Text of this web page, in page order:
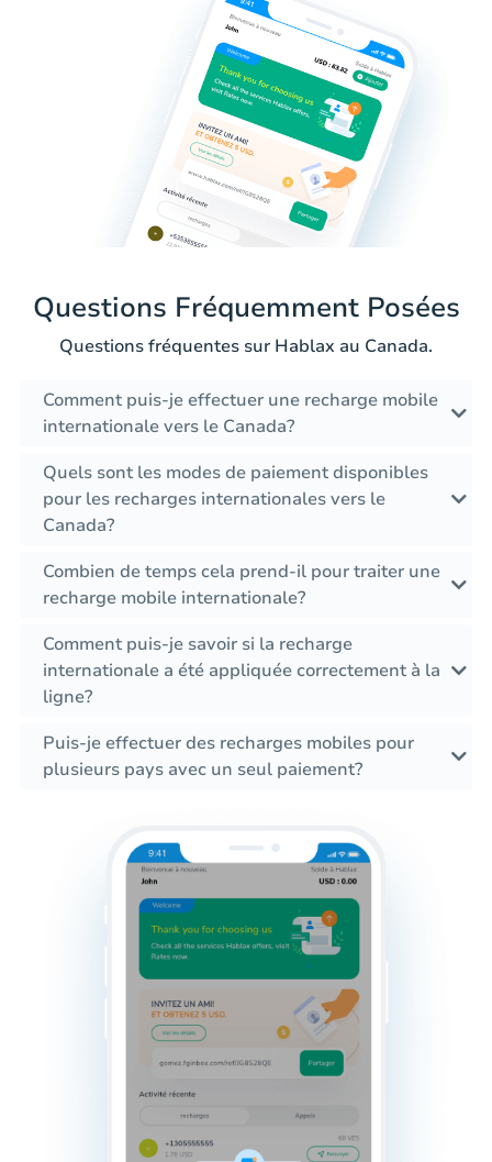
Questions Fréquemment Posées
Questions fréquentes sur Hablax au Canada.
Comment puis-je effectuer une recharge mobile
internationale vers le Canada?
Quels sont les modes de paiement disponibles
pour les recharges internationales vers le
Canada?
Combien de temps cela prend-il pour traiter une
recharge mobile internationale?
Comment puis-je savoir si la recharge
internationale a été appliquée correctement à la
ligne?
Puis-je effectuer des recharges mobiles pour
plusieurs pays avec un seul paiement?